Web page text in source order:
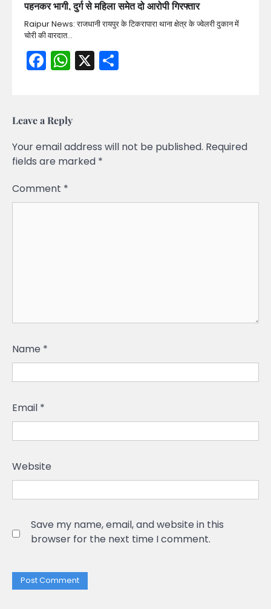
पहनकर भागी, दुर्ग से महिला समेत दो आरोपी गिरफ्तार
Raipur News: राजधानी रायपुर के टिकरापारा थाना क्षेत्र के ज्वेलरी दुकान में
चोरी की वारदात…
Facebook
WhatsApp
X
Leave a Reply
Your email address will not be published. Required
fields are marked *
Comment *
Name *
Email *
Website
Save my name, email, and website in this
browser for the next time I comment.